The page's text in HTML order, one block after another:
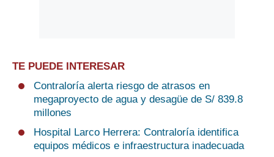
TE PUEDE INTERESAR
Contraloría alerta riesgo de atrasos en
megaproyecto de agua y desagüe de S/ 839.8
millones
Hospital Larco Herrera: Contraloría identifica
equipos médicos e infraestructura inadecuada